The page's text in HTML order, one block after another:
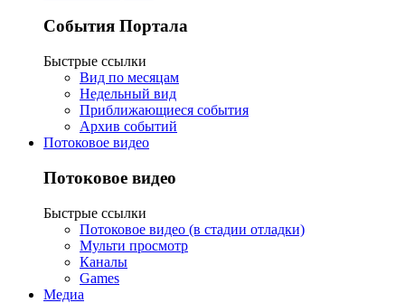
События Портала
Быстрые ссылки
Вид по месяцам
Недельный вид
Приближающиеся события
Архив событий
Потоковое видео
Потоковое видео
Быстрые ссылки
Потоковое видео (в стадии отладки)
Мульти просмотр
Каналы
Games
Медиа